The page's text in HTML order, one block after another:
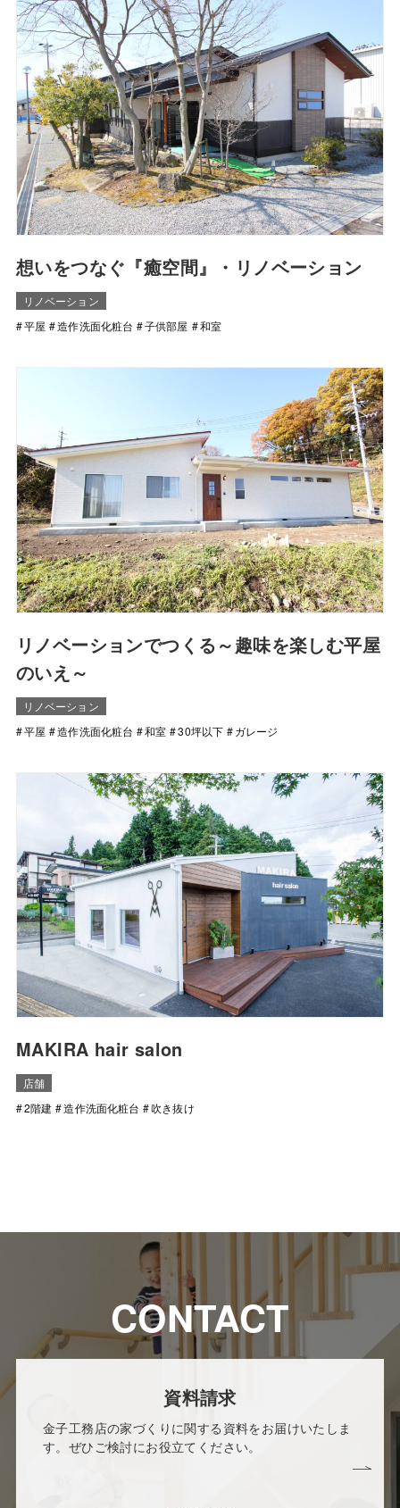
想いをつなぐ『癒空間』・リノベーション
リノベーション
平屋
造作洗面化粧台 子供部屋 和室
リノベーションでつくる～趣味を楽しむ平屋
のいえ～
リノベーション
平屋
造作洗面化粧台 和室 30坪以下 ガレージ
MAKIRA hair salon
店舗
2階建
造作洗面化粧台 吹き抜け
CONTACT
資料請求
金子工務店の家づくりに関する資料をお届けいたしま
す。ぜひご検討にお役立てください。